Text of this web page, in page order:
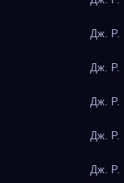
Дж. Р.
Дж. Р.
Дж. Р.
Дж. Р.
Дж. Р.